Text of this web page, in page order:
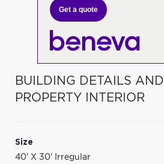
Get a quote
BUILDING DETAILS AND
PROPERTY INTERIOR
Size
40' X 30' Irregular